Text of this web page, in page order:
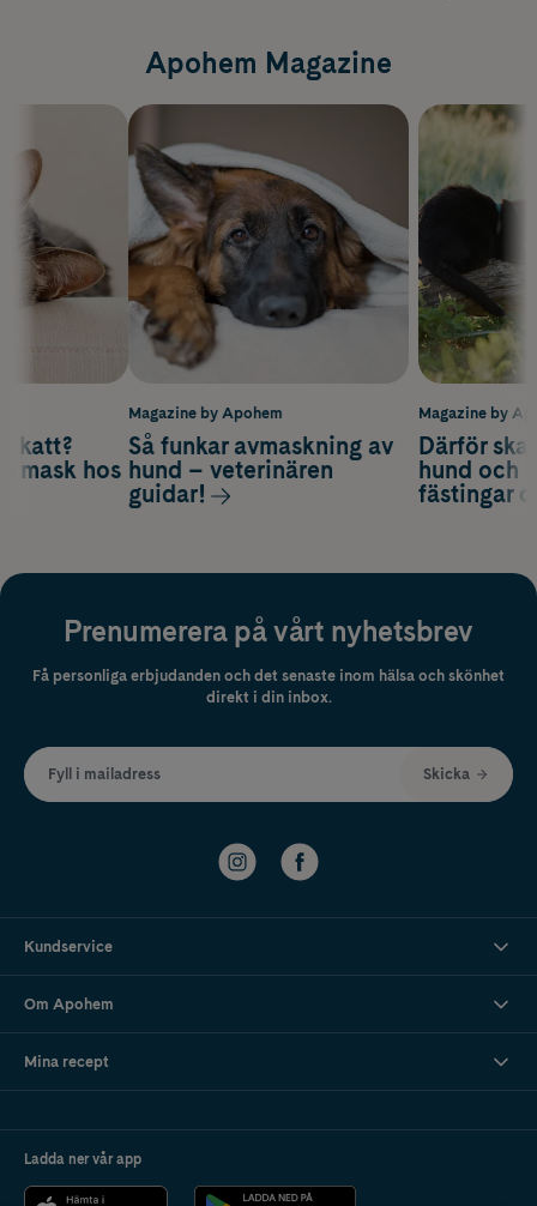
Apohem Magazine
Magazine by
Därför
hund och
fästingar
katt?
mask hos
Magazine by Apohem
Så funkar avmaskning av
hund – veterinären
guidar!
Prenumerera på vårt nyhetsbrev
Få personliga erbjudanden och det senaste inom hälsa och skönhet
direkt i din inbox.
Fyll i mailadress Skicka
Kundservice
Om Apohem
Mina recept
Ladda ner vår app